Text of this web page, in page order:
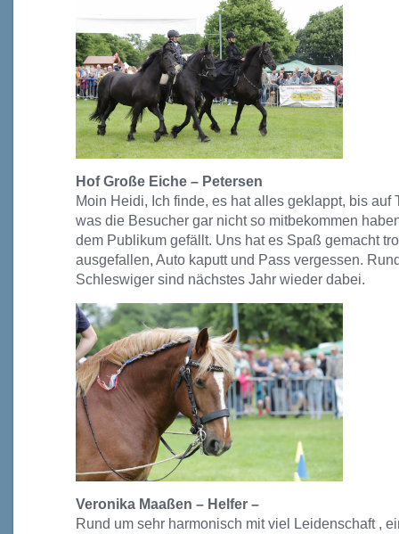
Hof Große Eiche – Petersen
Moin Heidi, Ich finde, es hat alles geklappt, bis auf
was die Besucher gar nicht so mitbekommen
dem Publikum gefällt. Uns hat es Spaß gemacht
ausgefallen, Auto kaputt und Pass vergessen.
Schleswiger sind nächstes Jahr wieder dabei.
Veronika Maaßen – Helfer –
Rund um sehr harmonisch mit viel Leidenschaft ,